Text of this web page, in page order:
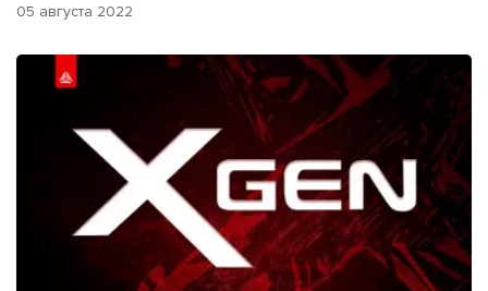
05 августа 2022